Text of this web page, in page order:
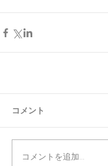
コメント
コメントを追加…